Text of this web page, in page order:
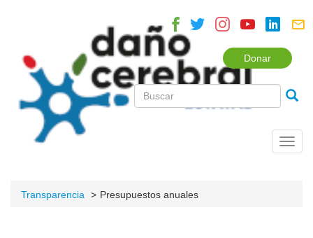
Donar
Transparencia Presupuestos anuales